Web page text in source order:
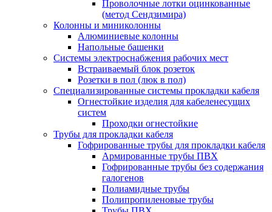
Проволочные лотки оцинкованные
(метод Сендзимира)
Колонны и миниколонны
Алюминиевые колонны
Напольные башенки
Системы электроснабжения рабочих мест
Встраиваемый блок розеток
Розетки в пол (люк в пол)
Специализированные системы прокладки кабеля
Огнестойкие изделия для кабеленесущих
систем
Проходки огнестойкие
Трубы для прокладки кабеля
Гофрированные трубы для прокладки кабеля
Армированные трубы ПВХ
Гофрированные трубы без содержания
галогенов
Полиамидные трубы
Полипропиленовые трубы